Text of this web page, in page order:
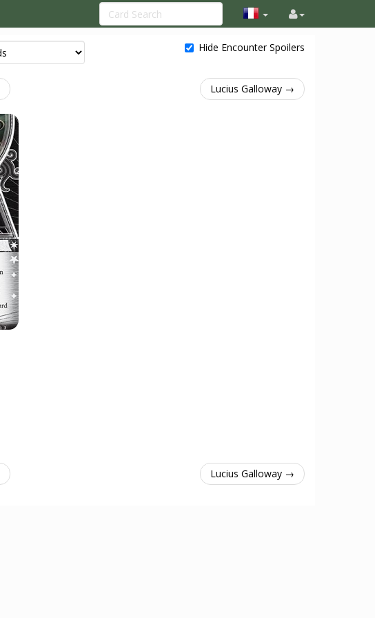
Hide Encounter Spoilers
Lucius Galloway →
Lucius Galloway →